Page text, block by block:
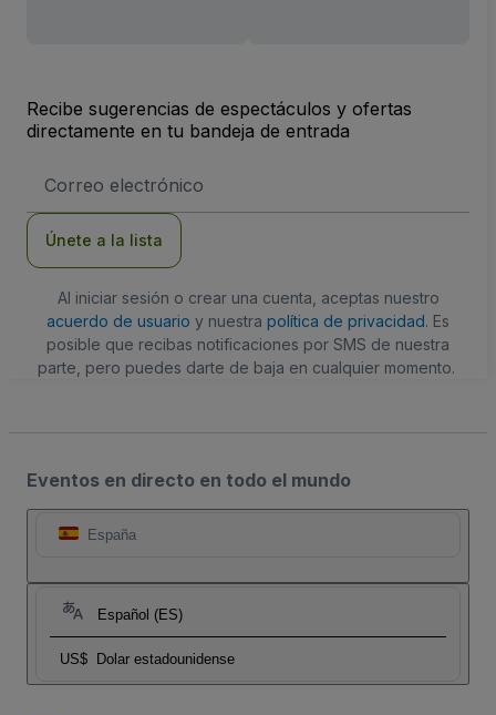
Recibe sugerencias de espectáculos y ofertas
directamente en tu bandeja de entrada
de
Únete a la lista
Al iniciar sesión o crear una cuenta, aceptas nuestro
acuerdo de usuario y nuestra política de privacidad. Es
posible que recibas notificaciones por SMS de nuestra
parte, pero puedes darte de baja en cualquier momento.
Eventos en directo en todo el mundo
España
Español (ES)
US$ Dolar estadounidense